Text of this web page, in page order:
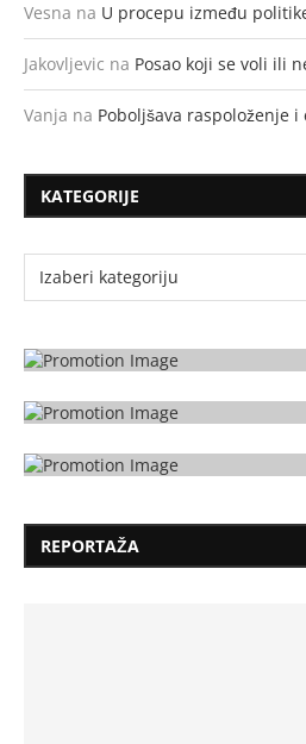
Vesna na U procepu između
Jakovljevic na Posao koji se voli ili
Vanja na Poboljšava raspoloženje i
KATEGORIJE
REPORTAŽA